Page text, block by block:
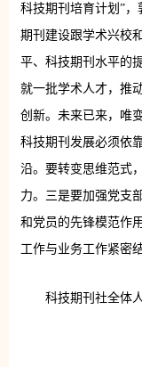
科技期刊培育计划”
期刊建设跟学术兴校
平、科技期刊水平的
就一批学术人才，推
创新。未来已来，唯
科技期刊发展必须依
沿。要转变思维范式
力。三是要加强党支
和党员的先锋模范作
工作与业务工作紧密
科技期刊社全体